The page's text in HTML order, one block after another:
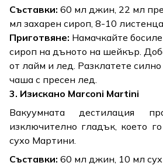
Съставки: 60 мл джин, 22 мл
мл захарен сироп, 8-10
Приготвяне: Намачкайте
сироп на дъното на шейкър.
от лайм и лед. Разклатете
чаша с пресен лед.
3. Изискано Marconi Martini
Вакуумната дестилация
изключително гладък, което
сухо Мартини.
Съставки: 60 мл джин, 10 мл